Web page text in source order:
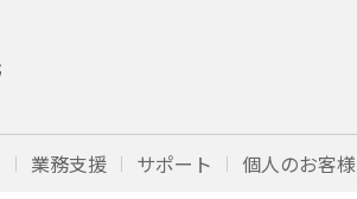
業務支援 サポート 個人のお客様